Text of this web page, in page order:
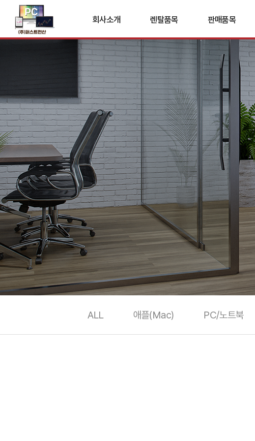
회사소개 렌탈품목
애플(Mac)
PC/노트북
복합기
공기청정기
스마트보드
세단기
솔루션
판매품목
PC/노트북
복합기
공기청정기
스마트보드
세단기
ALL 애플(Mac) PC/노트북